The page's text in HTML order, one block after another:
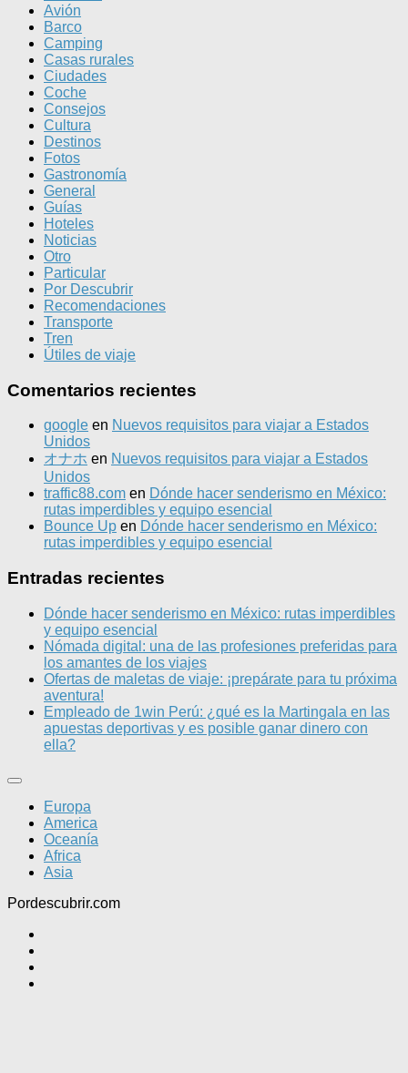
Avión
Barco
Camping
Casas rurales
Ciudades
Coche
Consejos
Cultura
Destinos
Fotos
Gastronomía
General
Guías
Hoteles
Noticias
Otro
Particular
Por Descubrir
Recomendaciones
Transporte
Tren
Útiles de viaje
Comentarios recientes
google en Nuevos requisitos para viajar a Estados
Unidos
オナホ en Nuevos requisitos para viajar a Estados
Unidos
traffic88.com en Dónde hacer senderismo en México:
rutas imperdibles y equipo esencial
Bounce Up en Dónde hacer senderismo en México:
rutas imperdibles y equipo esencial
Entradas recientes
Dónde hacer senderismo en México: rutas imperdibles
y equipo esencial
Nómada digital: una de las profesiones preferidas para
los amantes de los viajes
Ofertas de maletas de viaje: ¡prepárate para tu próxima
aventura!
Empleado de 1win Perú: ¿qué es la Martingala en las
apuestas deportivas y es posible ganar dinero con
ella?
Europa
America
Oceanía
Africa
Asia
Pordescubrir.com